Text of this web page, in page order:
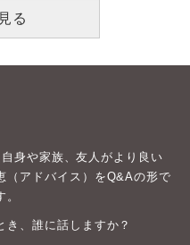
る
身や家族、友人がより良い
（アドバイス）をQ&Aの形で
き、誰に話しますか？